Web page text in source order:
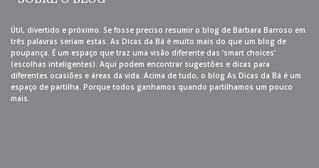
Útil, divertido e próximo. Se fosse preciso resumir o blog de Bárbara Barroso em
três palavras seriam estas. As Dicas da Bá é muito mais do que um blog de
poupança. É um espaço que traz uma visão diferente das ‘smart choices’
(escolhas inteligentes). Aqui podem encontrar sugestões e dicas para
diferentes ocasiões e áreas da vida. Acima de tudo, o blog As Dicas da Bá é um
espaço de partilha. Porque todos ganhamos quando partilhamos um pouco
mais.